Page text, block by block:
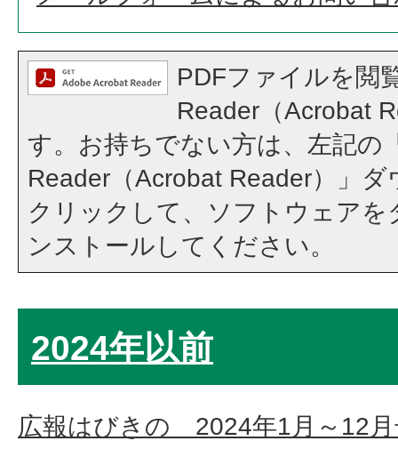
PDFファイルを閲
Reader（Acrobat
す。お持ちでない方は、左記の
Reader（Acrobat Reader）」
クリックして、ソフトウェア
ンストールしてください。
2024年以前
広報はびきの 2024年1月～12